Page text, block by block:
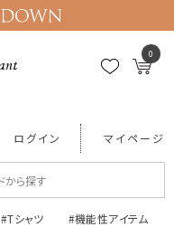
0
ログイン マイページ
#Tシャツ #機能性アイテム